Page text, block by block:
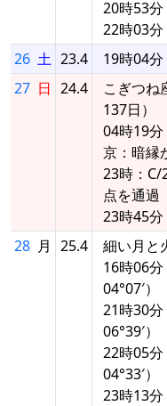
20時53分
22時03
26 土 23.4
19時04
27 日 24.4
こぎつね
137日）
04時19
京：暗縁
23時：C/
点を通過
23時45
28 月 25.4
細い月と
16時06
04°07′）
21時30
06°39′）
22時05
04°33′）
23時13